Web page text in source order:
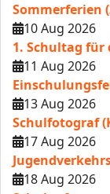
Sommerferien
10 Aug 2026
1. Schultag für
11 Aug 2026
13 Aug 2026
Schulfotograf
17 Aug 2026
18 Aug 2026